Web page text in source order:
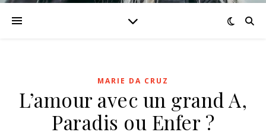
MARIE DA CRUZ
L’amour avec un grand A,
Paradis ou Enfer ?